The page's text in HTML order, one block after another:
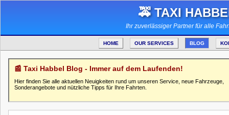
🚕 TAXI
Ihr zuverlässiger Partner für alle
HOME OUR SERVICES BLOG
📰 Taxi Habbel Blog - Immer auf dem Laufenden!
Hier finden Sie alle aktuellen Neuigkeiten rund um unseren Service, neue Fahrzeuge,
Sonderangebote und nützliche Tipps für Ihre Fahrten.